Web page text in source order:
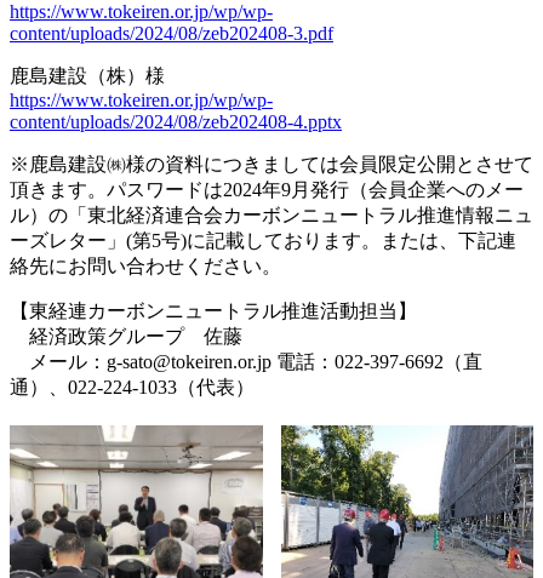
https://www.tokeiren.or.jp/wp/wp-
content/uploads/2024/08/zeb202408-3.pdf
鹿島建設（株）様
https://www.tokeiren.or.jp/wp/wp-
content/uploads/2024/08/zeb202408-4.pptx
※鹿島建設㈱様の資料につきましては会員限定公開とさせて
頂きます。パスワードは2024年9月発行（会員企業へのメー
ル）の「東北経済連合会カーボンニュートラル推進情報ニュ
ーズレター」(第5号)に記載しております。または、下記連
絡先にお問い合わせください。
【東経連カーボンニュートラル推進活動担当】
経済政策グループ 佐藤
メール：g-sato@tokeiren.or.jp 電話：022-397-6692（直
通）、022-224-1033（代表）